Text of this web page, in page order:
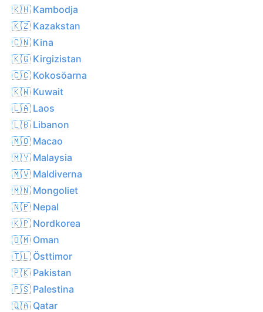
🇰🇭 Kambodja
🇰🇿 Kazakstan
🇨🇳 Kina
🇰🇬 Kirgizistan
🇨🇨 Kokosöarna
🇰🇼 Kuwait
🇱🇦 Laos
🇱🇧 Libanon
🇲🇴 Macao
🇲🇾 Malaysia
🇲🇻 Maldiverna
🇲🇳 Mongoliet
🇳🇵 Nepal
🇰🇵 Nordkorea
🇴🇲 Oman
🇹🇱 Östtimor
🇵🇰 Pakistan
🇵🇸 Palestina
🇶🇦 Qatar